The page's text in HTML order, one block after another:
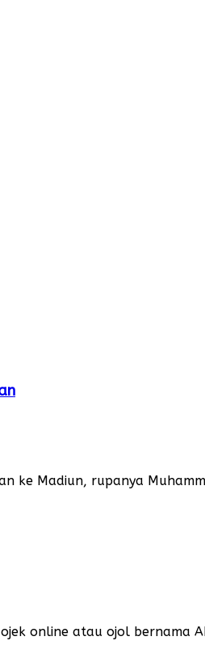
ke Madiun, rupanya
online atau ojol bernama